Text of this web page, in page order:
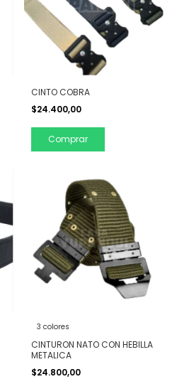
CINTO COBRA
$24.400,00
Comprar
3 colores
CINTURON NATO CON HEBILLA
METALICA
$24.800,00